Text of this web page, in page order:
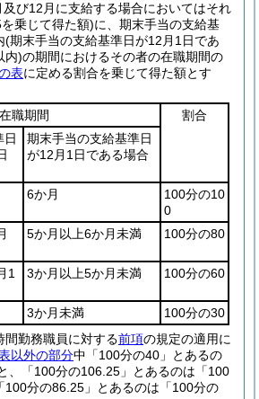
び12月に支給する場合においてはそれ
乗じて得た額)に、期末手当の支給基
(期末手当の支給基準日が12月1日であ
内)の期間におけるその者の在職期間の
表に定める割合を乗じて得た額とす
在職期間
割合
日
期末手当の支給基準日
が12月1日である場合
6か月
100分の10
0
5か月以上6か月未満 100分の80
1
3か月以上5か月未満 100分の60
3か月未満
100分の30
間勤務職員に対する前項の規定の適用に
以外の部分中「100分の40」とあるの
、「100分の106.25」とあるのは「100
100分の86.25」とあるのは「100分の